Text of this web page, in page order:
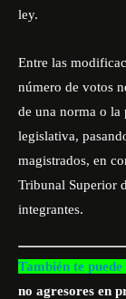
ley.
Entre las
número de votos
de una norma o la
legislativa,
magistrados, en
Tribunal Superior
integrantes.
También te
no agresores en